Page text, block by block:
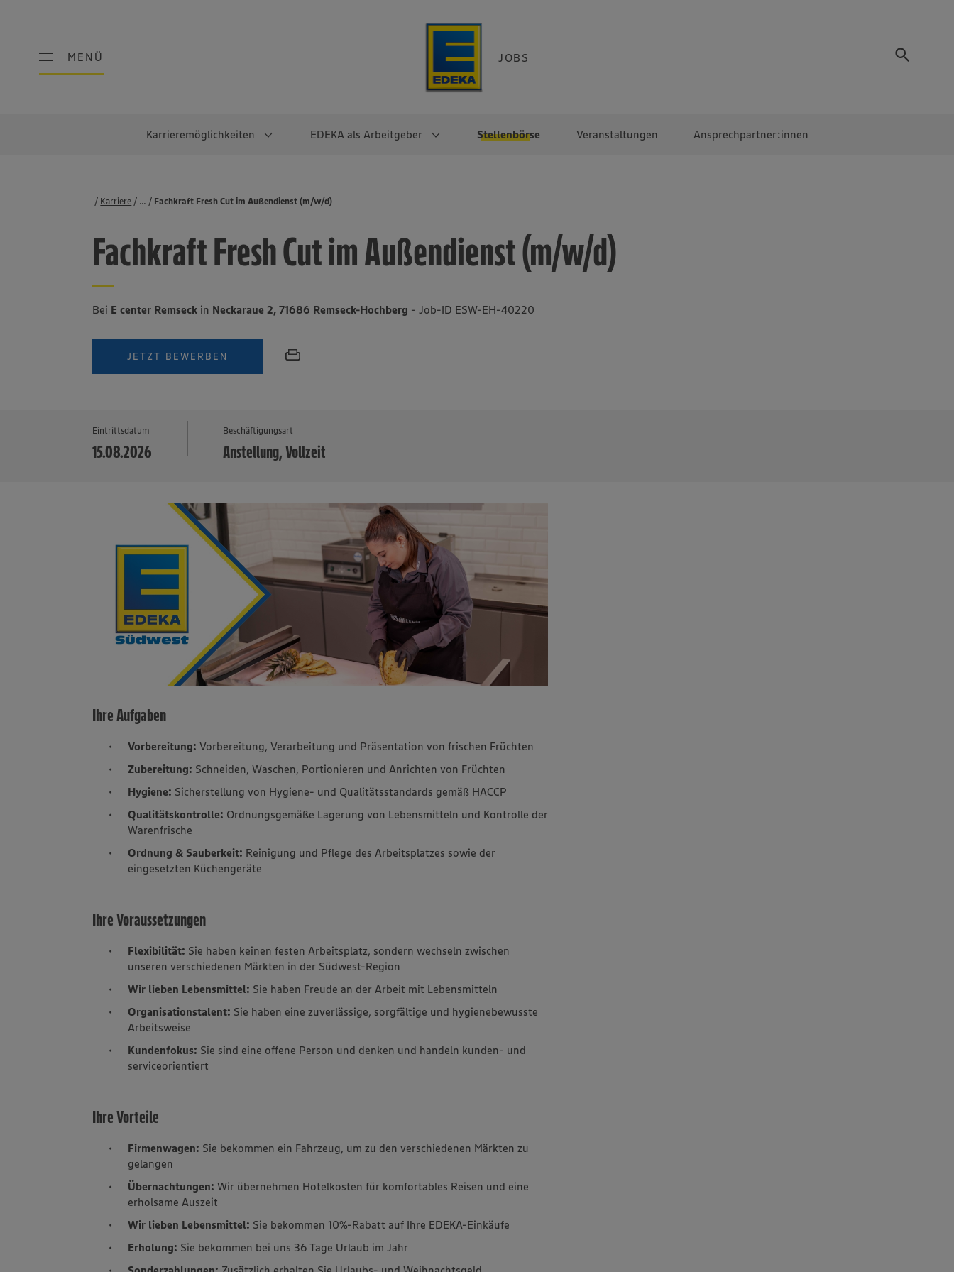
MENÜ JOBS
MENÜ
Karrieremöglichkeiten EDEKA als Arbeitgeber Stellenbörse Veranstaltungen Ansprechpartner:innen
Schülerpraktikum Abschlussarbeiten
Werkstudierendentätigkeit
Direkteinstieg
Noch Fragen?
Selbstständig mit EDEKA
Faires Gehalt
Diversität
Lebensmittelproduktion
Lager & Logistik
EDEKA Fruchtkontor
EDEKA-
Regionalgesellschaften
Karriere Stellenbörse
Fachkraft Fresh Cut im Außendienst (m/w/d)
...
Fachkraft Fresh Cut im Außendienst (m/w/d)
Bei E center Remseck in Neckaraue 2, 71686 Remseck-Hochberg - Job-ID ESW-EH-40220
JETZT BEWERBEN
Eintrittsdatum
15.08.2026
Beschäftigungsart
Anstellung, Vollzeit
Ihre Aufgaben
Vorbereitung: Vorbereitung, Verarbeitung und Präsentation von frischen Früchten
Zubereitung: Schneiden, Waschen, Portionieren und Anrichten von Früchten
Hygiene: Sicherstellung von Hygiene- und Qualitätsstandards gemäß HACCP
Qualitätskontrolle: Ordnungsgemäße Lagerung von Lebensmitteln und Kontrolle der
Warenfrische
Ordnung & Sauberkeit: Reinigung und Pflege des Arbeitsplatzes sowie der
eingesetzten Küchengeräte
Ihre Voraussetzungen
Flexibilität: Sie haben keinen festen Arbeitsplatz, sondern wechseln zwischen
unseren verschiedenen Märkten in der Südwest-Region
Wir lieben Lebensmittel: Sie haben Freude an der Arbeit mit Lebensmitteln
Organisationstalent: Sie haben eine zuverlässige, sorgfältige und hygienebewusste
Arbeitsweise
Kundenfokus: Sie sind eine offene Person und denken und handeln kunden- und
serviceorientiert
Ihre Vorteile
Firmenwagen: Sie bekommen ein Fahrzeug, um zu den verschiedenen Märkten zu
gelangen
Übernachtungen:Wir übernehmen Hotelkosten für komfortables Reisen und eine
erholsame Auszeit
Wir lieben Lebensmittel: Sie bekommen 10%-Rabatt auf Ihre EDEKA-Einkäufe
Erholung: Sie bekommen bei uns 36 Tage Urlaub im Jahr